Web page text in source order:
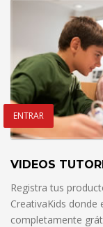
ENTRAR
VIDEOS
Registra tus
CreativaKids
completamente